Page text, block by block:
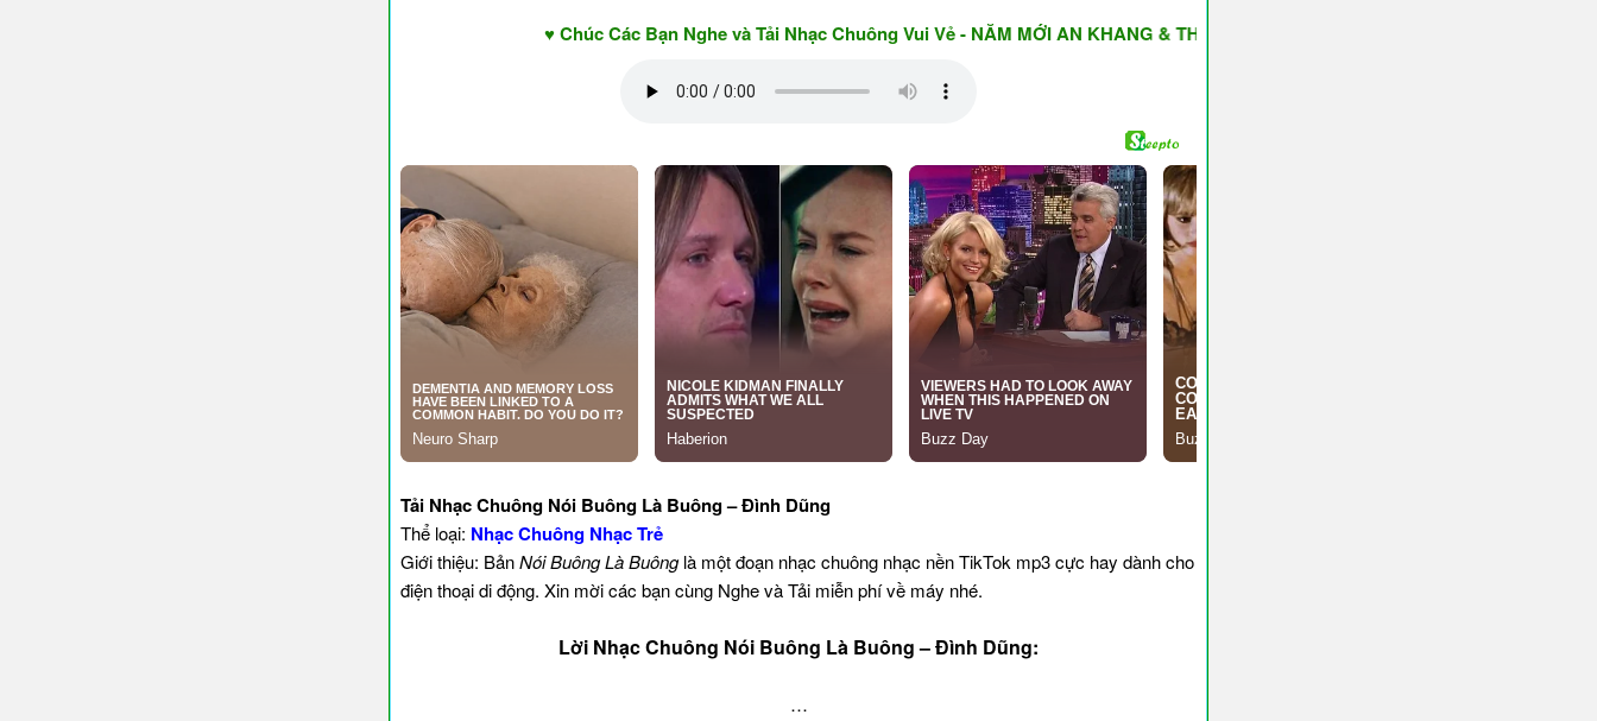
♥ Chúc Các Bạn Nghe và Tải Nhạc Chuông Vui Vẻ - NĂM MỚI AN KHANG & THỊNH VƯỢNG ♥ Have A Nice Day ♥
Tải Nhạc Chuông Nói Buông Là Buông – Đình Dũng
Thể loại: Nhạc Chuông Nhạc Trẻ
Giới thiệu: BảnNói Buông Là Buônglà một đoạn nhạc chuông nhạc nền TikTok mp3 cực hay dành cho
điện thoại di động. Xin mời các bạn cùng Nghe và Tải miễn phí về máy nhé.
Lời Nhạc Chuông Nói Buông Là Buông – Đình Dũng:
…